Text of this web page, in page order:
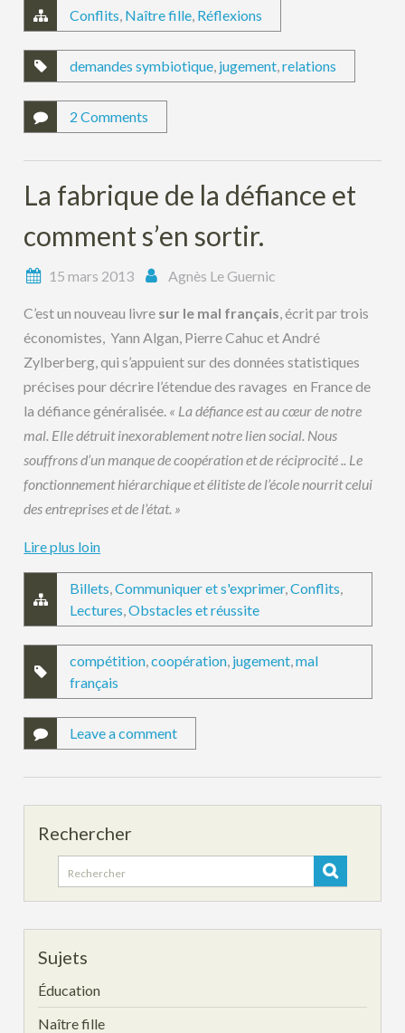
Conflits, Naître fille, Réflexions
demandes symbiotique, jugement,relations
2 Comments
La fabrique de la défiance et
comment s’en sortir.
15 mars 2013 Agnès Le Guernic
C’est un nouveau livre sur le mal français, écrit par trois
économistes, Yann Algan, Pierre Cahuc et André
Zylberberg, qui s’appuient sur des données statistiques
précises pour décrire l’étendue des ravages en France de
la défiance généralisée. « La défiance est au cœur de notre
mal. Elle détruit inexorablement notre lien social. Nous
souffrons d’un manque de coopération et de réciprocité .. Le
fonctionnement hiérarchique et élitiste de l’école nourrit celui
des entreprises et de l’état. »
Lire plus loin
Billets,Communiquer et s'exprimer,Conflits,
Lectures,Obstacles et réussite
compétition,coopération, jugement,mal
français
Leave a comment
Rechercher
Search
for:
Sujets
Éducation
Naître fille